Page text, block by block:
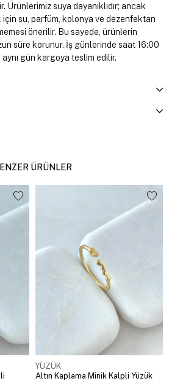
suya dayanıklıdır; ancak
için su, parfüm, kolonya ve dezenfektan
önerilir. Bu sayede, ürünlerin
süre korunur. İş günlerinde saat 16:00
gün kargoya teslim edilir.
ÜRÜNLER
YÜZÜK
Altın Kaplama Minik Kalpli Yüzük